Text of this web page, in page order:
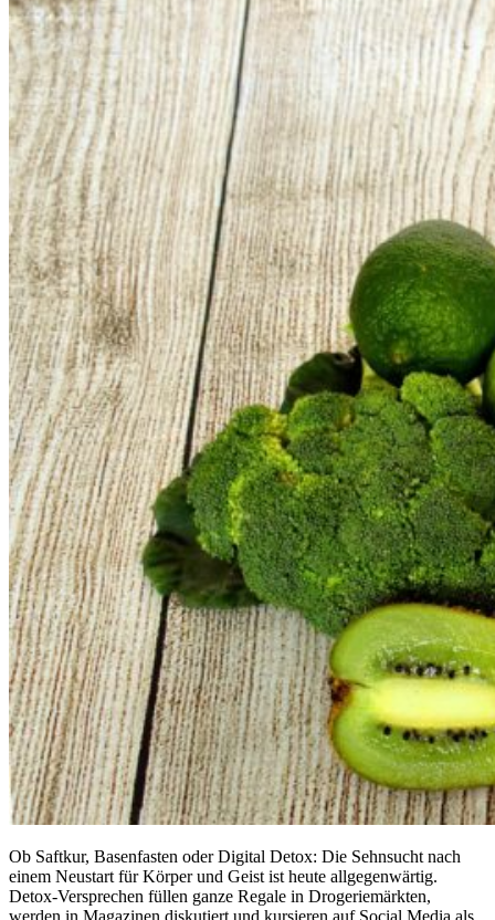
Ob Saftkur, Basenfasten oder Digital Detox: Die Sehnsucht nach
einem Neustart für Körper und Geist ist heute allgegenwärtig.
Detox-Versprechen füllen ganze Regale in Drogeriemärkten,